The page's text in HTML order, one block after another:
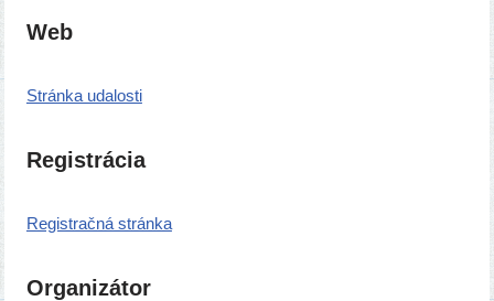
Web
Stránka uda­los­ti
Registrácia
Registračná strán­ka
Organizátor